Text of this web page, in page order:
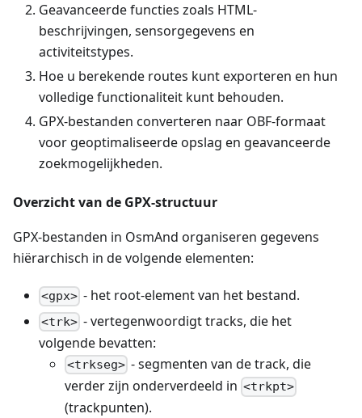
Geavanceerde functies zoals HTML-
beschrijvingen, sensorgegevens en
activiteitstypes.
Hoe u berekende routes kunt exporteren en hun
volledige functionaliteit kunt behouden.
GPX-bestanden converteren naar OBF-formaat
voor geoptimaliseerde opslag en geavanceerde
zoekmogelijkheden.
Overzicht van de GPX-structuur
GPX-bestanden in OsmAnd organiseren gegevens
hiërarchisch in de volgende elementen:
<gpx> - het root-element van het bestand.
<trk> - vertegenwoordigt tracks, die het
volgende bevatten:
<trkseg> - segmenten van de track, die
verder zijn onderverdeeld in <trkpt>
(trackpunten).